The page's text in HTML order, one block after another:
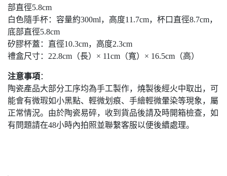
部直徑5.8cm
白色隨手杯：容量約300ml，高度11.7cm，杯口直徑8.7cm，
底部直徑5.8cm
矽膠杯蓋：直徑10.3cm，高度2.3cm
禮盒尺寸：22.8cm（長）× 11cm（寬）× 16.5cm（高）
注意事項：
陶瓷產品大部分工序均為手工製作，燒製後經火中取出，可
能會有微瑕如小黑點、輕微划痕、手繪輕微暈染等現象，屬
正常情況。由於陶瓷易碎，收到貨品後請及時開箱檢查，如
有問題請在48小時內拍照並聯繫客服以便後續處理。